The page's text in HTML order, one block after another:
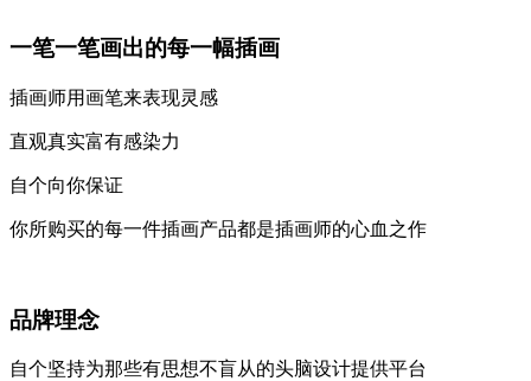
一笔一笔画出的每一幅插画
插画师用画笔来表现灵感
直观真实富有感染力
自个向你保证
你所购买的每一件插画产品都是插画师的心血之作
品牌理念
自个坚持为那些有思想不盲从的头脑设计提供平台